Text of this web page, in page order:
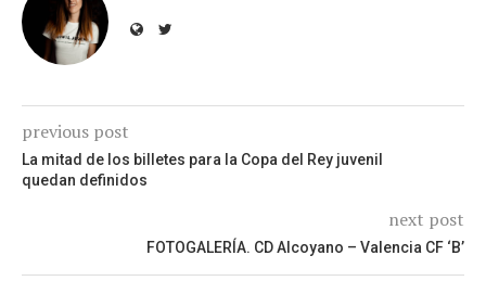
previous post
La mitad de los billetes para la Copa del Rey juvenil
quedan definidos
next post
FOTOGALERÍA. CD Alcoyano – Valencia CF ‘B’